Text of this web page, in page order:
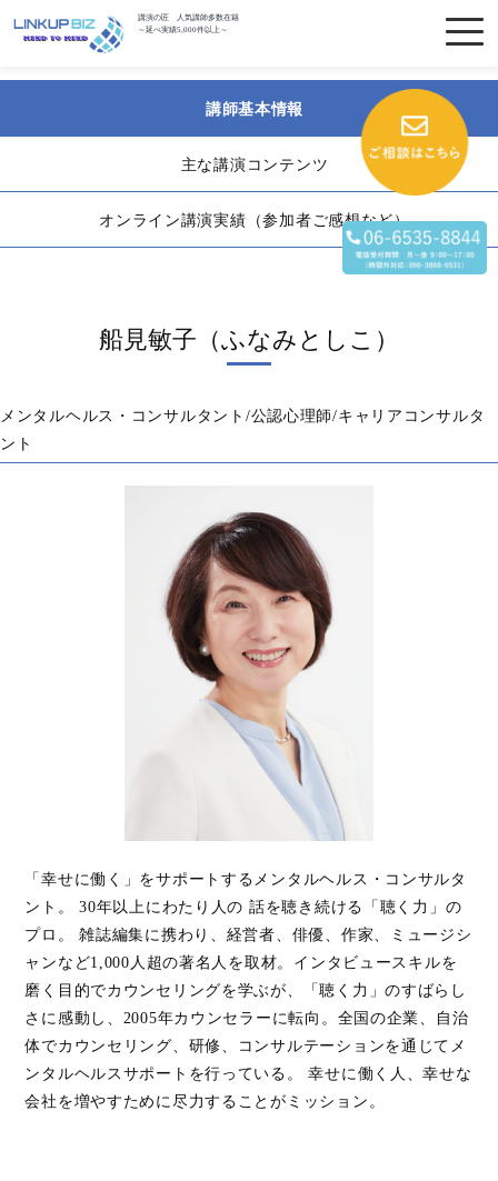
講演の匠 人気講師多数在籍
～延べ実績5,000件以上～
講師基本情報
主な講演コンテンツ
オンライン講演実績（参加者ご感想など）
船見敏子（ふなみとしこ）
メンタルヘルス・コンサルタント/公認心理師/キャリアコンサルタ
ント
「幸せに働く」をサポートするメンタルヘルス・コンサルタ
ント。 30年以上にわたり人の 話を聴き続ける「聴く力」の
プロ。 雑誌編集に携わり、経営者、俳優、作家、ミュージシ
ャンなど1,000人超の著名人を取材。インタビュースキルを
磨く目的でカウンセリングを学ぶが、「聴く力」のすばらし
さに感動し、2005年カウンセラーに転向。全国の企業、自治
体でカウンセリング、研修、コンサルテーションを通じてメ
ンタルヘルスサポートを行っている。 幸せに働く人、幸せな
会社を増やすために尽力することがミッション。